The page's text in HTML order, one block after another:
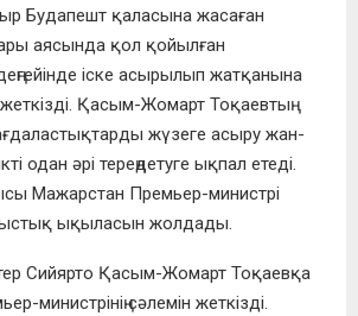
Будапешт қаласына жасаған
аясында қол қойылған
деңгейінде іске асырылып жатқанына
жеткізді. Қасым-Жомарт Тоқаевтың
жүзеге асыру жан-
одан әрі тереңдетуге ықпал етеді.
Мажарстан Премьер-министрі
ыстық ықыласын жолдады.
Сийярто Қасым-Жомарт Тоқаевқа
министрінің сәлемін жеткізді.